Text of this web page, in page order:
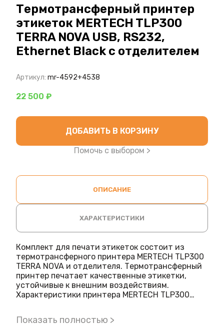
: ?>
Термотрансферный принтер
этикеток MERTECH TLP300
TERRA NOVA USB, RS232,
Ethernet Black с отделителем
Артикул: mr-4592+4538
22 500 ₽
ДОБАВИТЬ В КОРЗИНУ
Помочь с выбором >
ОПИСАНИЕ
ХАРАКТЕРИСТИКИ
Комплект для печати этикеток состоит из
термотрансферного принтера MERTECH TLP300
TERRA NOVA и отделителя. Термотрансферный
принтер печатает качественные этикетки,
устойчивые к внешним воздействиям.
Характеристики принтера MERTECH TLP300
воска или смеси материалов. Длина риббона: до
Показать полностью >